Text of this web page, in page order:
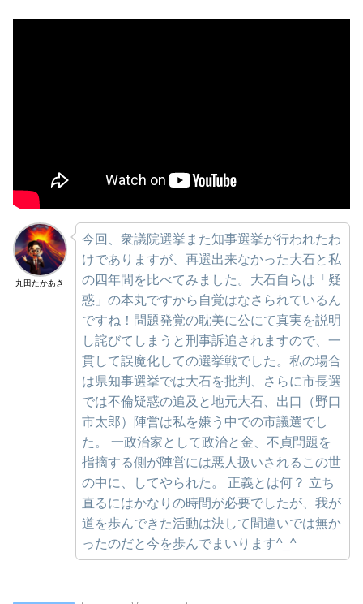
丸田たかあき
今回、衆議院選挙また知事選挙が行われたわ
けでありますが、再選出来なかった大石と私
の四年間を比べてみました。大石自らは「疑
惑」の本丸ですから自覚はなさられているん
ですね！問題発覚の耽美に公にて真実を説明
し詫びてしまうと刑事訴追されますので、一
貫して誤魔化しての選挙戦でした。私の場合
は県知事選挙では大石を批判、さらに市長選
では不倫疑惑の追及と地元大石、出口（野口
市太郎）陣営は私を嫌う中での市議選でし
た。 一政治家として政治と金、不貞問題を
指摘する側が陣営には悪人扱いされるこの世
の中に、してやられた。 正義とは何？ 立ち
直るにはかなりの時間が必要でしたが、我が
道を歩んできた活動は決して間違いでは無か
ったのだと今を歩んでまいります^_^